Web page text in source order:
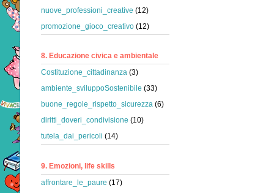
nuove_professioni_creative (12)
promozione_gioco_creativo (12)
8. Educazione civica e ambientale
Costituzione_cittadinanza (3)
ambiente_sviluppoSostenibile (33)
buone_regole_rispetto_sicurezza (6)
diritti_doveri_condivisione (10)
tutela_dai_pericoli (14)
9. Emozioni, life skills
affrontare_le_paure (17)